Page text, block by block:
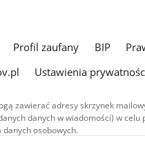
Profil zaufany BIP
Ustawienia
zawierać adresy skrzynek
danych w wiadomości) w
osobowych.
serwisie (z wyłączeniem treści